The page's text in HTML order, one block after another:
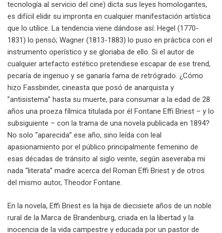
tecnología al servicio del cine) dicta sus leyes homologantes,
es difícil elidir su impronta en cualquier manifestación artística
que lo utilice. La tendencia viene dándose así: Hegel (1770-
1831) lo pensó; Wagner (1813-1883) lo puso en práctica con el
instrumento operístico y se gloriaba de ello. Si el autor de
cualquier artefacto estético pretendiese escapar de ese trend,
pecaría de ingenuo y se ganaría fama de retrógrado. ¿Cómo
hizo Fassbinder, cineasta que posó de anarquista y
”antisistema” hasta su muerte, para consumar a la edad de 28
años una proeza fílmica titulada por él Fontane Effi Briest – y lo
subsiguiente – con la trama de una novela publicada en 1894?
No solo “aparecida” ese año, sino leída con leal
apasionamiento por el público principalmente femenino de
esas décadas de tránsito al siglo veinte, según aseveraba mi
nada “literata” madre acerca del Roman Effi Briest y de otros
del mismo autor, Theodor Fontane.
En la novela, Effi Briest es la hija de diecisiete años de un noble
rural de la Marca de Brandenburg, criada en la libertad y la
inocencia de la vida campestre y educada por un pastor de